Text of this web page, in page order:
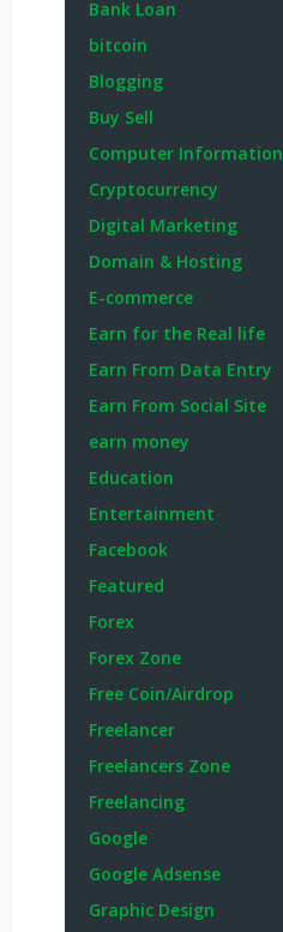
Bank Loan
bitcoin
Blogging
Buy Sell
Computer Information
Cryptocurrency
Digital Marketing
Domain & Hosting
E-commerce
Earn for the Real life
Earn From Data Entry
Earn From Social Site
earn money
Education
Entertainment
Facebook
Featured
Forex
Forex Zone
Free Coin/Airdrop
Freelancer
Freelancers Zone
Freelancing
Google
Google Adsense
Graphic Design